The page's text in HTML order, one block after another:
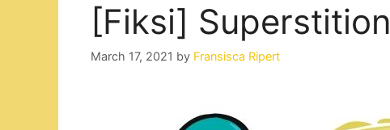
[Fiksi] Superstition
March 17, 2021 by Fransisca Ripert